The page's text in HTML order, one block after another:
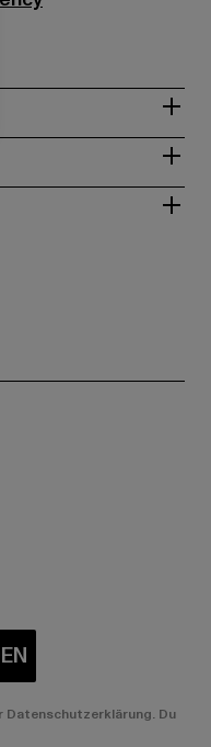
Datenschutzerklärung. Du